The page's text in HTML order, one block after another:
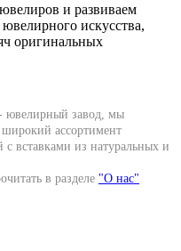
и развиваем
искусства,
оригинальных
завод, мы
ассортимент
вставками из натуральных и
в разделе "О нас"